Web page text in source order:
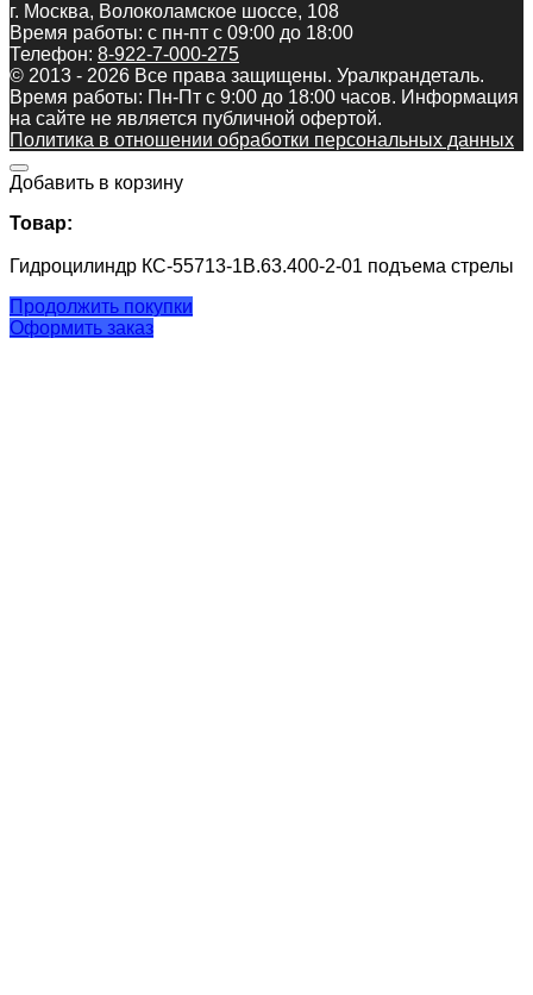
г. Москва, Волоколамское шоссе, 108
Время работы: с пн-пт с 09:00 до 18:00
Телефон: 8-922-7-000-275
© 2013 - 2026 Все права защищены. Уралкрандеталь.
Время работы: Пн-Пт c 9:00 до 18:00 часов. Информация
на сайте не является публичной офертой.
Политика в отношении обработки персональных данных
Добавить в корзину
Товар:
Гидроцилиндр КС-55713-1В.63.400-2-01 подъема стрелы
Продолжить покупки
Оформить заказ